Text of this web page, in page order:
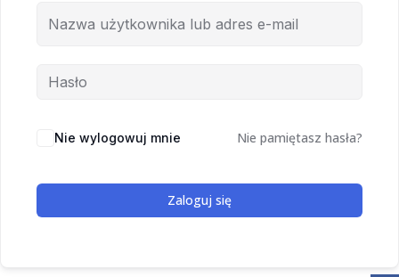
Nie wylogowuj mnie Nie pamiętasz hasła?
Zaloguj się